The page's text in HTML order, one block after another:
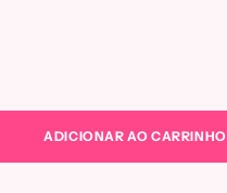
ADICIONAR AO CARRINHO